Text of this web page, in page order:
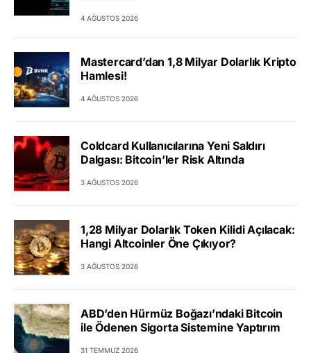
4 AĞUSTOS 2026
Mastercard’dan 1,8 Milyar Dolarlık Kripto
Hamlesi!
4 AĞUSTOS 2026
Coldcard Kullanıcılarına Yeni Saldırı
Dalgası: Bitcoin’ler Risk Altında
3 AĞUSTOS 2026
1,28 Milyar Dolarlık Token Kilidi Açılacak:
Hangi Altcoinler Öne Çıkıyor?
3 AĞUSTOS 2026
ABD’den Hürmüz Boğazı’ndaki Bitcoin
ile Ödenen Sigorta Sistemine Yaptırım
31 TEMMUZ 2026